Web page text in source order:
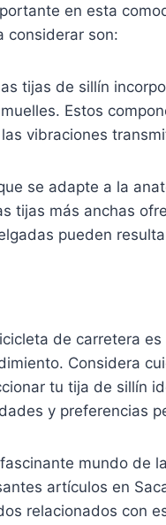
en esta
considerar son:
tijas de sillín
Estos
vibraciones
se adapte a la
tijas más anchas
pueden
de carretera es
Considera
tu tija de sillín
y preferencias
mundo de
artículos en
relacionados con